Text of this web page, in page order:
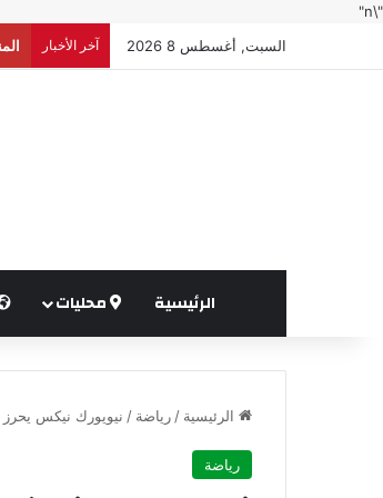
"\n"
السبت, أغسطس 8 2026
آخر الأخبار
الرئيسية محليات
الرئيسية / رياضة / نيويورك نيكس يحرز
رياضة